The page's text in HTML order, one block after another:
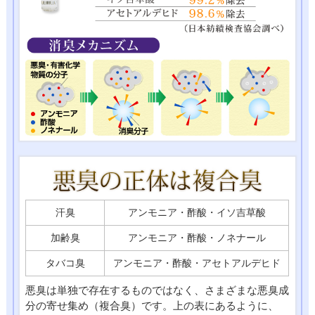
汗臭 アンモニア・酢酸・イソ吉草酸
加齢臭 アンモニア・酢酸・ノネナール
タバコ臭 アンモニア・酢酸・アセトアルデヒド
悪臭は単独で存在するものではなく、さまざまな悪臭成
分の寄せ集め（複合臭）です。上の表にあるように、